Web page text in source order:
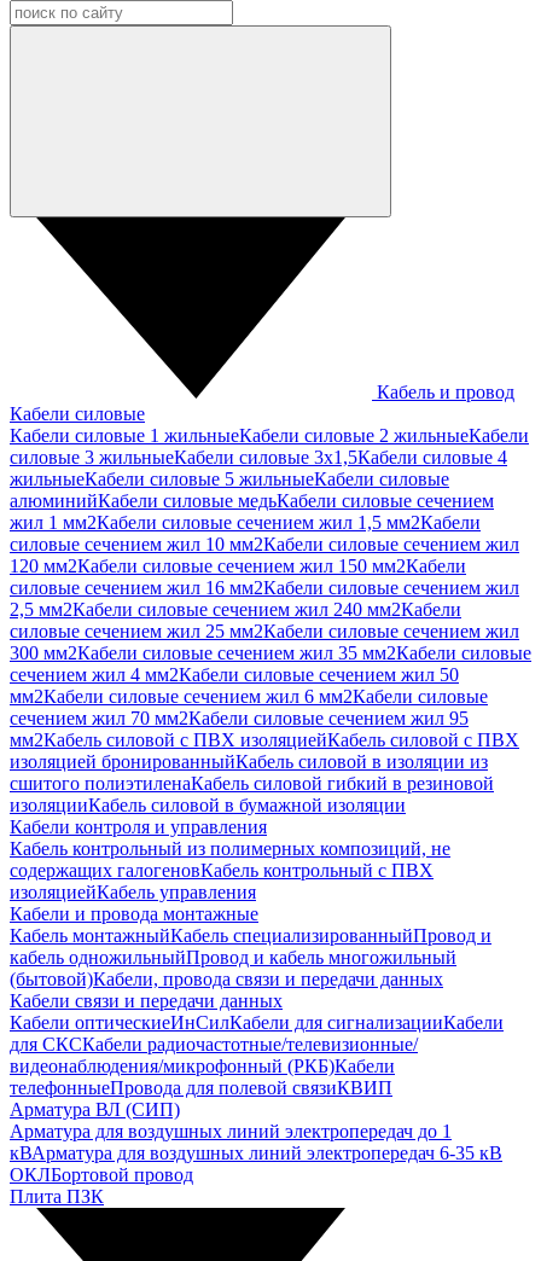
Кабель и провод
Кабели силовые
Кабели силовые 1 жильныеКабели силовые 2 жильныеКабели
силовые 3 жильныеКабели силовые 3х1,5Кабели силовые 4
жильныеКабели силовые 5 жильныеКабели силовые
алюминийКабели силовые медьКабели силовые сечением
жил 1 мм2Кабели силовые сечением жил 1,5 мм2Кабели
силовые сечением жил 10 мм2Кабели силовые сечением жил
120 мм2Кабели силовые сечением жил 150 мм2Кабели
силовые сечением жил 16 мм2Кабели силовые сечением жил
2,5 мм2Кабели силовые сечением жил 240 мм2Кабели
силовые сечением жил 25 мм2Кабели силовые сечением жил
300 мм2Кабели силовые сечением жил 35 мм2Кабели силовые
сечением жил 4 мм2Кабели силовые сечением жил 50
мм2Кабели силовые сечением жил 6 мм2Кабели силовые
сечением жил 70 мм2Кабели силовые сечением жил 95
мм2Кабель силовой с ПВХ изоляциейКабель силовой с ПВХ
изоляцией бронированныйКабель силовой в изоляции из
сшитого полиэтиленаКабель силовой гибкий в резиновой
изоляцииКабель силовой в бумажной изоляции
Кабели контроля и управления
Кабель контрольный из полимерных композиций, не
содержащих галогеновКабель контрольный с ПВХ
изоляциейКабель управления
Кабели и провода монтажные
Кабель монтажныйКабель специализированныйПровод и
кабель одножильныйПровод и кабель многожильный
(бытовой)Кабели, провода связи и передачи данных
Кабели связи и передачи данных
Кабели оптическиеИнСилКабели для сигнализацииКабели
для СКСКабели радиочастотные/телевизионные/
видеонаблюдения/микрофонный (РКБ)Кабели
телефонныеПровода для полевой связиКВИП
Арматура ВЛ (СИП)
Арматура для воздушных линий электропередач до 1
кВАрматура для воздушных линий электропередач 6-35 кВ
ОКЛБортовой провод
Плита ПЗК